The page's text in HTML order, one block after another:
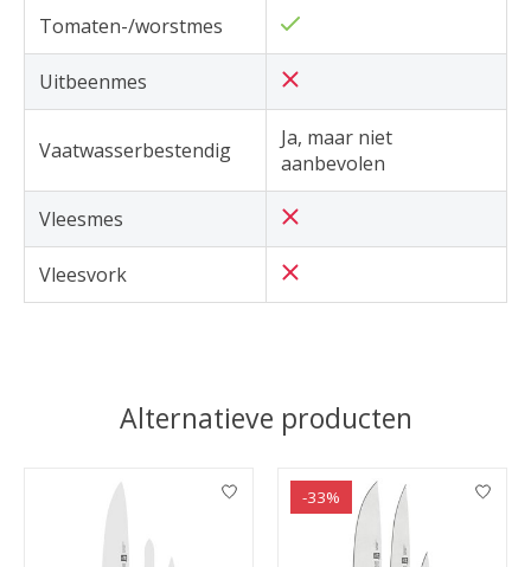
Tomaten-/worstmes
Uitbeenmes
Vaatwasserbestendig
Ja, maar niet
aanbevolen
Vleesmes
Vleesvork
Alternatieve producten
Items van productcarrousel
-33%